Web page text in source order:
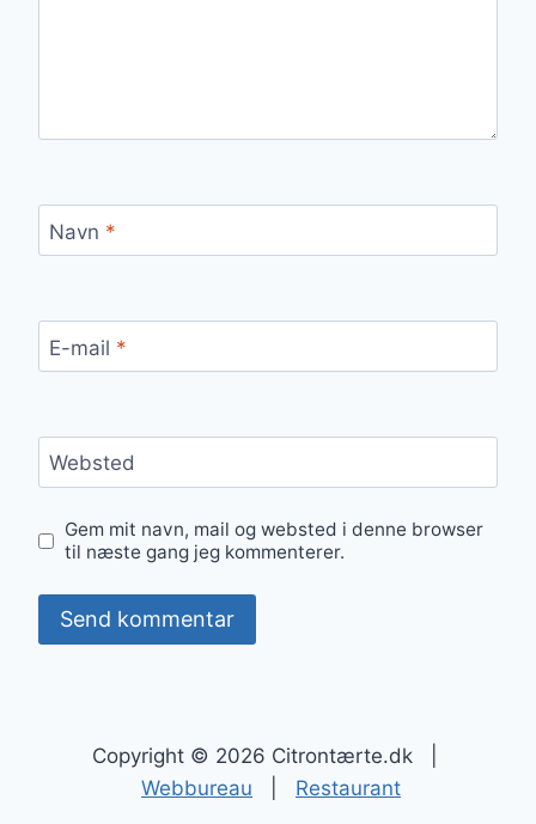
Navn *
E-mail *
Websted
Gem mit navn, mail og websted i denne browser
til næste gang jeg kommenterer.
Copyright © 2026 Citrontærte.dk |
Webbureau
Restaurant